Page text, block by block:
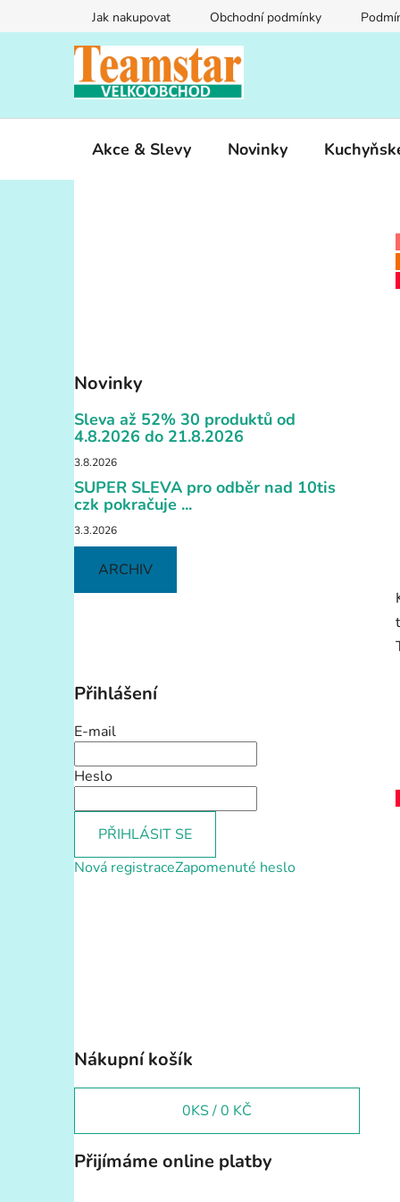
na
Jak nakupovat Obchodní podmínky
Akce & Slevy Novinky
n
í
p
a
n
e
l
Novinky
Sleva až 52% 30 produktů od
4.8.2026 do 21.8.2026
3.8.2026
SUPER SLEVA pro odběr nad 10tis
czk pokračuje ...
3.3.2026
ARCHIV
Přihlášení
E-mail
Heslo
PŘIHLÁSIT SE
Nová registraceZapomenuté heslo
Nákupní košík
0KS /0 KČ
Přijímáme online platby